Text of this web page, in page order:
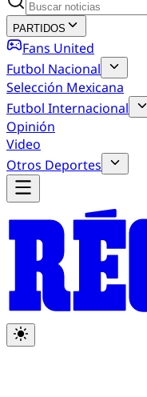
PARTIDOS
Fans United
Futbol Nacional
Selección Mexicana
Futbol Internacional
Opinión
Video
Otros Deportes